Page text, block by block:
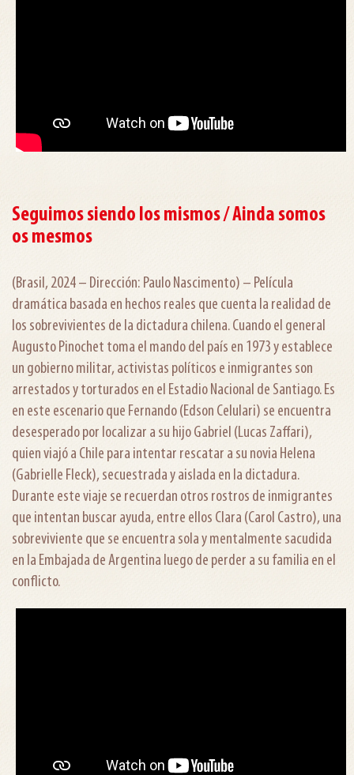
Seguimos siendo los mismos / Ainda somos
os mesmos
(Brasil, 2024 – Dirección: Paulo Nascimento) – Película
dramática basada en hechos reales que cuenta la realidad de
los sobrevivientes de la dictadura chilena. Cuando el general
Augusto Pinochet toma el mando del país en 1973 y establece
un gobierno militar, activistas políticos e inmigrantes son
arrestados y torturados en el Estadio Nacional de Santiago. Es
en este escenario que Fernando (Edson Celulari) se encuentra
desesperado por localizar a su hijo Gabriel (Lucas Zaffari),
quien viajó a Chile para intentar rescatar a su novia Helena
(Gabrielle Fleck), secuestrada y aislada en la dictadura.
Durante este viaje se recuerdan otros rostros de inmigrantes
que intentan buscar ayuda, entre ellos Clara (Carol Castro), una
sobreviviente que se encuentra sola y mentalmente sacudida
en la Embajada de Argentina luego de perder a su familia en el
conflicto.